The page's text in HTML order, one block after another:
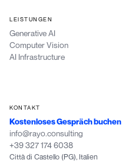
LEISTUNGEN
Generative AI
Computer Vision
AI Infrastructure
KONTAKT
Kostenloses Gespräch buchen
info@rayo.consulting
+39 327 174 6038
Città di Castello (PG), Italien